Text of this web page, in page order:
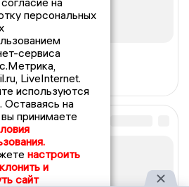
персональных
сервиса
LiveInternet.
используются
Оставаясь на
принимаете
настроить
и
сайт